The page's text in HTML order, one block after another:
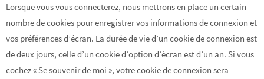
Lorsque vous vous connecterez, nous mettrons en place un certain
nombre de cookies pour enregistrer vos informations de connexion et
vos préférences d’écran. La durée de vie d’un cookie de connexion est
de deux jours, celle d’un cookie d’option d’écran est d’un an. Si vous
cochez « Se souvenir de moi », votre cookie de connexion sera